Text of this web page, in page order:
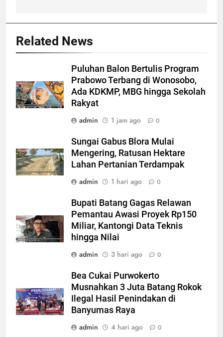
Related News
Puluhan Balon Bertulis Program
Prabowo Terbang di Wonosobo,
Ada KDKMP, MBG hingga Sekolah
Rakyat
admin
1 jam ago 0
Sungai Gabus Blora Mulai
Mengering, Ratusan Hektare
Lahan Pertanian Terdampak
admin
1 hari ago 0
Bupati Batang Gagas Relawan
Pemantau Awasi Proyek Rp150
Miliar, Kantongi Data Teknis
hingga Nilai
admin
3 hari ago 0
Bea Cukai Purwokerto
Musnahkan 3 Juta Batang Rokok
Ilegal Hasil Penindakan di
Banyumas Raya
admin
4 hari ago 0